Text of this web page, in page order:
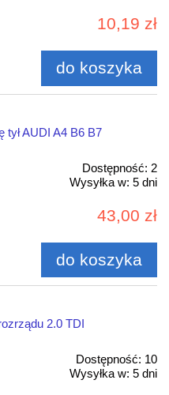
10,19 zł
do koszyka
tył AUDI A4 B6 B7
Dostępność: 2
Wysyłka w: 5 dni
43,00 zł
do koszyka
2.0 TDI
Dostępność: 10
Wysyłka w: 5 dni